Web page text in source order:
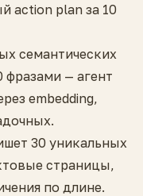
action plan за 10
семантических
фразами — агент
embedding,
30 уникальных
страницы,
по длине.